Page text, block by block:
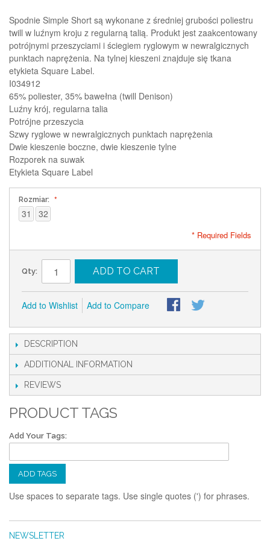
Spodnie Simple Short są wykonane z średniej grubości poliestru
twill w luźnym kroju z regularną talią. Produkt jest zaakcentowany
potrójnymi przeszyciami i ściegiem ryglowym w newralgicznych
punktach naprężenia. Na tylnej kieszeni znajduje się tkana
etykieta Square Label.
I034912
65% poliester, 35% bawełna (twill Denison)
Luźny krój, regularna talia
Potrójne przeszycia
Szwy ryglowe w newralgicznych punktach naprężenia
Dwie kieszenie boczne, dwie kieszenie tylne
Rozporek na suwak
Etykieta Square Label
Rozmiar:
31 32
* Required Fields
Qty: ADD TO CART
Add to Wishlist Add to Compare
DESCRIPTION
ADDITIONAL INFORMATION
REVIEWS
PRODUCT TAGS
Add Your Tags:
ADD TAGS
Use spaces to separate tags. Use single quotes (') for phrases.
NEWSLETTER